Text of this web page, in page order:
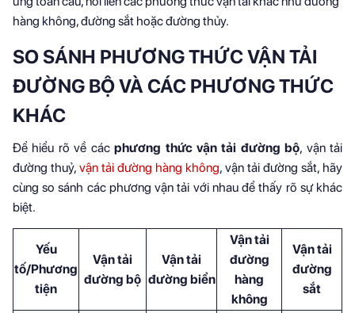
hàng không, đường sắt hoặc đường thủy.
SO SÁNH PHƯƠNG THỨC VẬN TẢI
ĐƯỜNG BỘ VÀ CÁC PHƯƠNG THỨC
KHÁC
Để hiểu rõ về cácphương thức vận tải đường bộ, vận tải
đường thuỷ, vận tải đường hàng không, vận tải đường sắt, hãy
cùng so sánh các phương vận tải với nhau để thấy rõ sự khác
biệt.
Yếu
tố/Phương
tiện
Vận tải
đường bộ
Vận tải
đường biển
Vận tải
đường
hàng
không
Vận tải
đường
sắt